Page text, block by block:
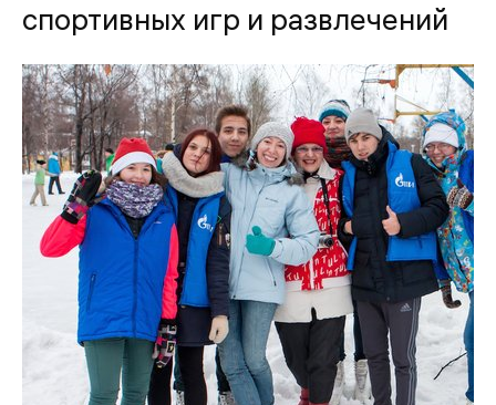
спортивных игр и развлечений